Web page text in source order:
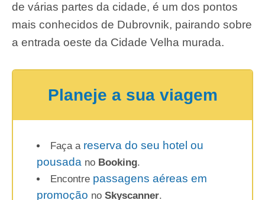
de várias partes da cidade, é um dos pontos
mais conhecidos de Dubrovnik, pairando sobre
a entrada oeste da Cidade Velha murada.
Planeje a sua viagem
Faça a reserva do seu hotel ou
pousada no Booking.
Encontre passagens aéreas em
promoção no Skyscanner.